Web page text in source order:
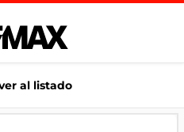
al listado